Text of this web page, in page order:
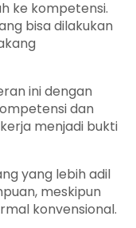
ke kompetensi.
bisa dilakukan
ini dengan
dan
menjadi bukti
yang lebih adil
meskipun
konvensional.